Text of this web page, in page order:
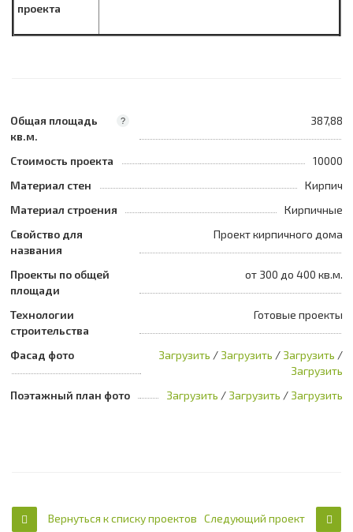
проекта
Общая площадь
кв.м.
? 387,88
Стоимость проекта
10000
Материал стен
Кирпич
Материал строения
Кирпичные
Свойство для
названия
Проект кирпичного дома
Проекты по общей
площади
от 300 до 400 кв.м.
Технологии
строительства
Готовые проекты
Фасад фото Загрузить / Загрузить / Загрузить /
Загрузить
Поэтажный план фото
Загрузить / Загрузить / Загрузить
Вернуться к списку проектов Следующий проект